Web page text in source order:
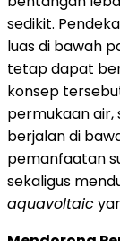
sedikit.
luas di bawah
tetap dapat
konsep
permukaan
berjalan di
pemanfaatan
sekaligus
aquavoltaic